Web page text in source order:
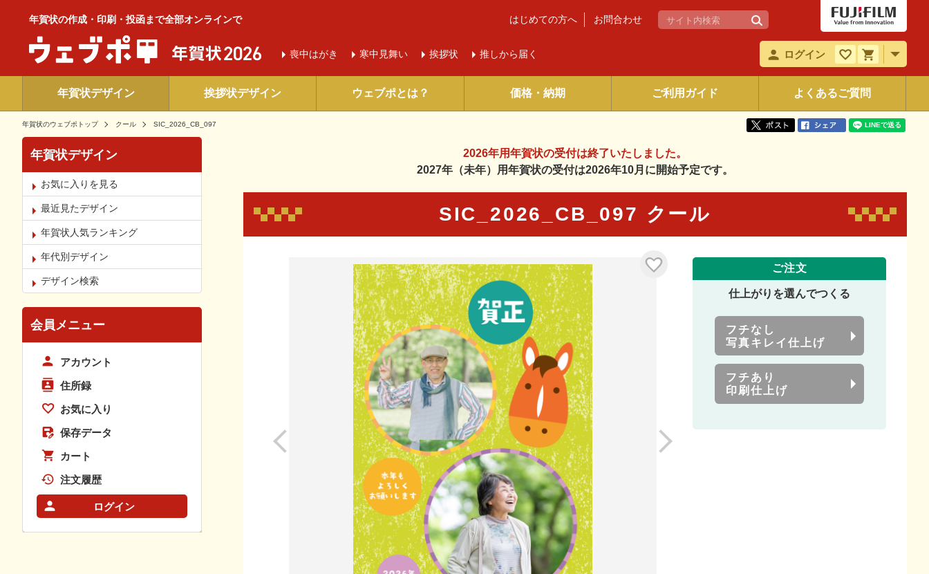
年賀状の作成・印刷・投函まで全部オンラインで
喪中はがき 寒中 見舞い 挨拶状 推しから届く
はじめての方へ お問合わせ
ログイン
年賀状デザイン 挨拶状デザイン ウェブポとは？ 価格・納期 ご利用ガイド よくあるご質問
年賀状のウェブポトップ クール SIC_2026_CB_097
2026年用年賀状の受付は終了いたしました。
2027年（未年）用年賀状の受付は2026年10月に開始予定です。
SIC_2026_CB_097 クール
ご注文
仕上がりを選んでつくる
フチなし
写真キレイ仕上げ
フチあり
印刷仕上げ
年賀状デザイン
お気に入りを見る
最近見たデザイン
年賀状人気ランキング
年代別デザイン
デザイン検索
会員メニュー
アカウント
住所録
お気に入り
保存データ
カート
注文履歴
ログイン